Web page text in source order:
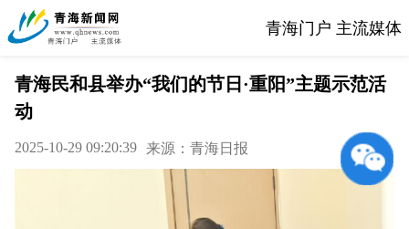
青海门户 主流媒体
青海民和县举办“我们的节日·重阳”主题示范活
动
2025-10-29 09:20:39 来源：青海日报